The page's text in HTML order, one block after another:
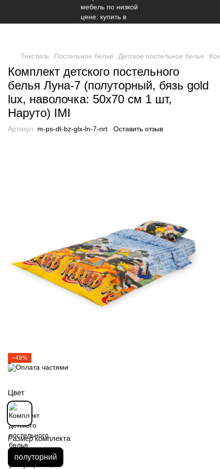
Текстиль Постельное бельё Детское постельное белье
Комплект детского постельного
белья Луна-7 (полуторный, бязь gold
lux, наволочка: 50х70 см 1 шт,
Наруто) IMI
Артикул: m-ps-dt-bz-glx-ln-7-nrt Оставить отзыв
−49%
Цвет
Размер комплекта
полуторний